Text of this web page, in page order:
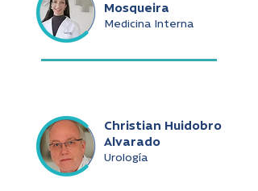
Mosqueira
Medicina Interna
Christian Huidobro
Alvarado
Urología